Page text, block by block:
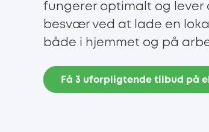
fungerer optimalt og lever
besvær ved at lade en
både i hjemmet og på
Få 3 uforpligtende tilbud på